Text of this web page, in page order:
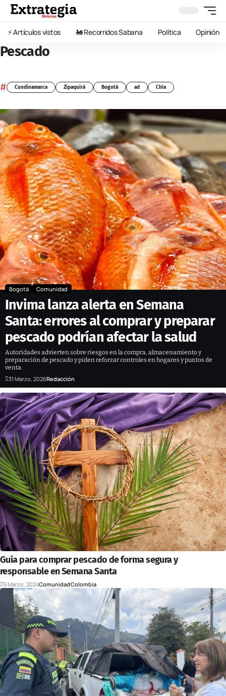
⚡️ Artículos vistos 🚂 Recorridos Sabana Política Opinión
Pescado
# Cundinamarca Zipaquirá Bogotá ad Chía
Bogotá Comunidad
Invima lanza alerta en Semana
Santa: errores al comprar y preparar
pescado podrían afectar la salud
Autoridades advierten sobre riesgos en la compra, almacenamiento y
preparación de pescado y piden reforzar controles en hogares y puntos de
venta.
31 Marzo, 2026Redacción
Guía para comprar pescado de forma segura y
responsable en Semana Santa
5 Marzo, 2024ComunidadColombia